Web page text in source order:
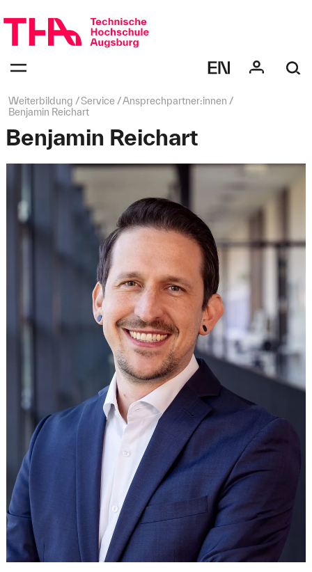
überspringen
bestätigen
des
Menüs
Seitenpfad:
Weiterbildung Service
Ansprechpartner:innen
Benjamin Reichart
Benjamin Reichart